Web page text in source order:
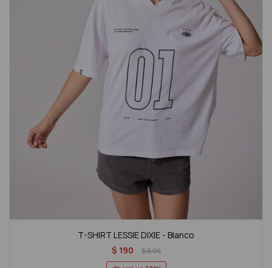
T-SHIRT LESSIE DIXIE - Blanco
$ 190 $690